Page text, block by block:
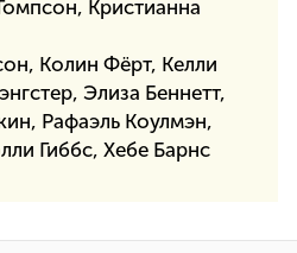
Кристианна
Колин Фёрт, Келли
Элиза Беннетт,
Рафаэль Коулмэн,
Гиббс, Хебе Барнс